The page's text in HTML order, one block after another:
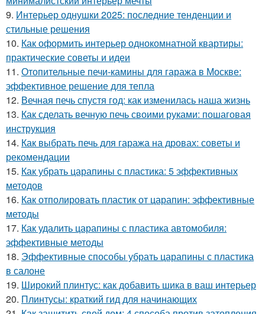
9. Интерьер однушки 2025: последние тенденции и
стильные решения
10. Как оформить интерьер однокомнатной квартиры:
практические советы и идеи
11. Отопительные печи-камины для гаража в Москве:
эффективное решение для тепла
12. Вечная печь спустя год: как изменилась наша жизнь
13. Как сделать вечную печь своими руками: пошаговая
инструкция
14. Как выбрать печь для гаража на дровах: советы и
рекомендации
15. Как убрать царапины с пластика: 5 эффективных
методов
16. Как отполировать пластик от царапин: эффективные
методы
17. Как удалить царапины с пластика автомобиля:
эффективные методы
18. Эффективные способы убрать царапины с пластика
в салоне
19. Широкий плинтус: как добавить шика в ваш интерьер
20. Плинтусы: краткий гид для начинающих